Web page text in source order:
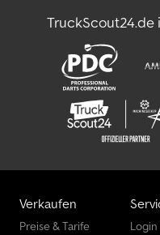
TruckScout24.de
Verkaufen
Preise & Tarife Login